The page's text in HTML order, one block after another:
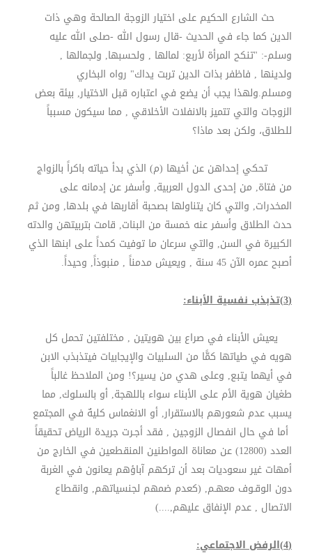
حث الشارع الحكيم على اختيار الزوجة الصالحة وهي ذات
الدين كما جاء في الحديث -قال رسول الله -صلى الله عليه
وسلم-: "تنكح المرأة لأربع: لمالها , ولحسبها, ولجمالها ,
ولدينها , فاظفر بذات الدين تربت يداك" رواه البخاري
ومسلم.ولهذا يجب أن يضع في اعتباره قبل الاختيار, بيئة بعض
الزوجات والتي تتميز بالانفلات الأخلاقي , مما سيكون مسبباً
للطلاق، ولكن بعد ماذا؟
تحكي إحداهن عن أخيها (م) الذي بدأ حياته باكراً بالزواج
من فتاة, من إحدى الدول العربية, وأسفر عن إدمانه على
المخدرات, والتي كان يتناولها بصحبة أقاربها في بلدها, ومن ثم
حدث الطلاق وأسفر عنه خمسة من البنات, قامت بتربيتهن والدته
الكبيرة في السن, والتي سرعان ما توفيت كمداً على ابنها الذي
أصبح عمره الآن 45 سنة , ويعيش مدمناً , منبوذاً, وحيداً.
(3)تذبذب نفسية الأبناء:
يعيش الأبناء في صراع بين هويتين , مختلفتين تحمل كل
هويه في طياتها كمًّا من السلبيات والإيجابيات فيتذبذب الابن
في أيهما يتبع, وعلى هدي من يسير؟! ومن الملاحظ غالباً
طغيان هوية الأم على الأبناء سواء باللهجة, أو بالسلوك, مما
يسبب عدم شعورهم بالاستقرار, أو الانغماس كليهٌ في المجتمع
أما في حال انفصال الزوجين , فقد أجـرت جريدة الرياض تحقيقاً
العدد (12800) عن معاناة المواطنين المنقطعين في الخارج من
أمهات غير سعوديات بعد أن تركهم آباؤهم يعانون في الغربة
دون الوقـوف معهـم, (كعدم ضمهم لجنسياتهم, وانقطاع
الاتصال , عدم الإنفاق عليهم,....)
(4)الرفض الاجتماعي: